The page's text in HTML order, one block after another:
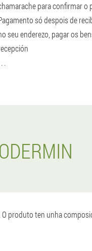
para confirmar o
só despois de
seu enderezo, pagar os
.
O produto ten unha